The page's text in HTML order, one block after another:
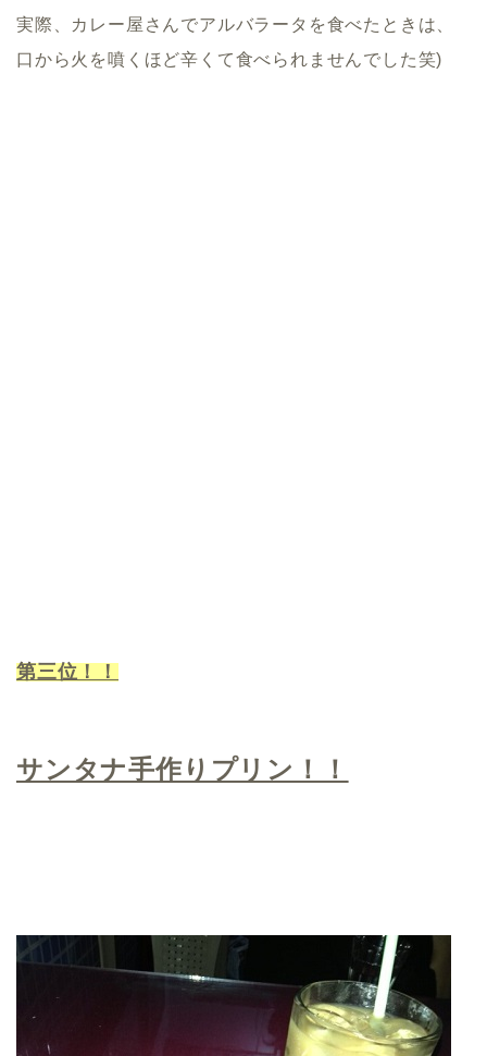
実際、カレー屋さんでアルバラータを食べたときは、
口から火を噴くほど辛くて食べられませんでした笑)
第三位！！
サンタナ手作りプリン！！